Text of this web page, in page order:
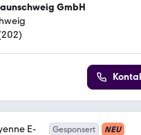
GmbH
202)
Gesponsert NEU